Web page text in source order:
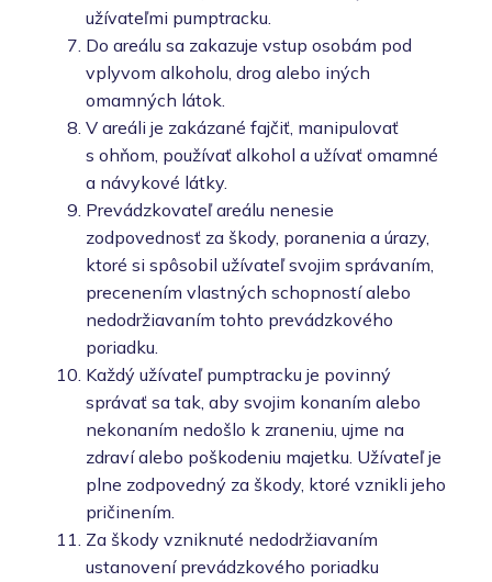
užívateľmi pumptracku.
Do areálu sa zakazuje vstup osobám pod
vplyvom alkoholu, drog alebo iných
omamných látok.
V areáli je zakázané fajčiť, manipulovať
s ohňom, používať alkohol a užívať omamné
a návykové látky.
Prevádzkovateľ areálu nenesie
zodpovednosť za škody, poranenia a úrazy,
ktoré si spôsobil užívateľ svojim správaním,
precenením vlastných schopností alebo
nedodržiavaním tohto prevádzkového
poriadku.
Každý užívateľ pumptracku je povinný
správať sa tak, aby svojim konaním alebo
nekonaním nedošlo k zraneniu, ujme na
zdraví alebo poškodeniu majetku. Užívateľ je
plne zodpovedný za škody, ktoré vznikli jeho
pričinením.
Za škody vzniknuté nedodržiavaním
ustanovení prevádzkového poriadku